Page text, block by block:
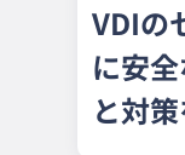
VDIの
に安
と対